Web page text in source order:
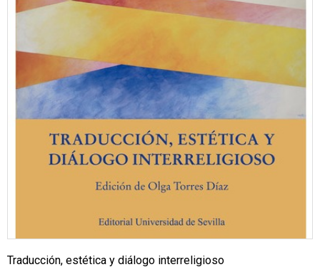
Traducción, estética y diálogo interreligioso